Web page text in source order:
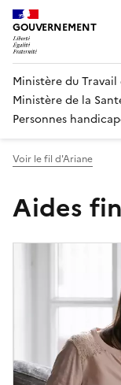
Panneau de gestion
GOUVERNEMENT
Ministère du
Ministère de la
Personnes
Voir le fil d'Ariane
Aides